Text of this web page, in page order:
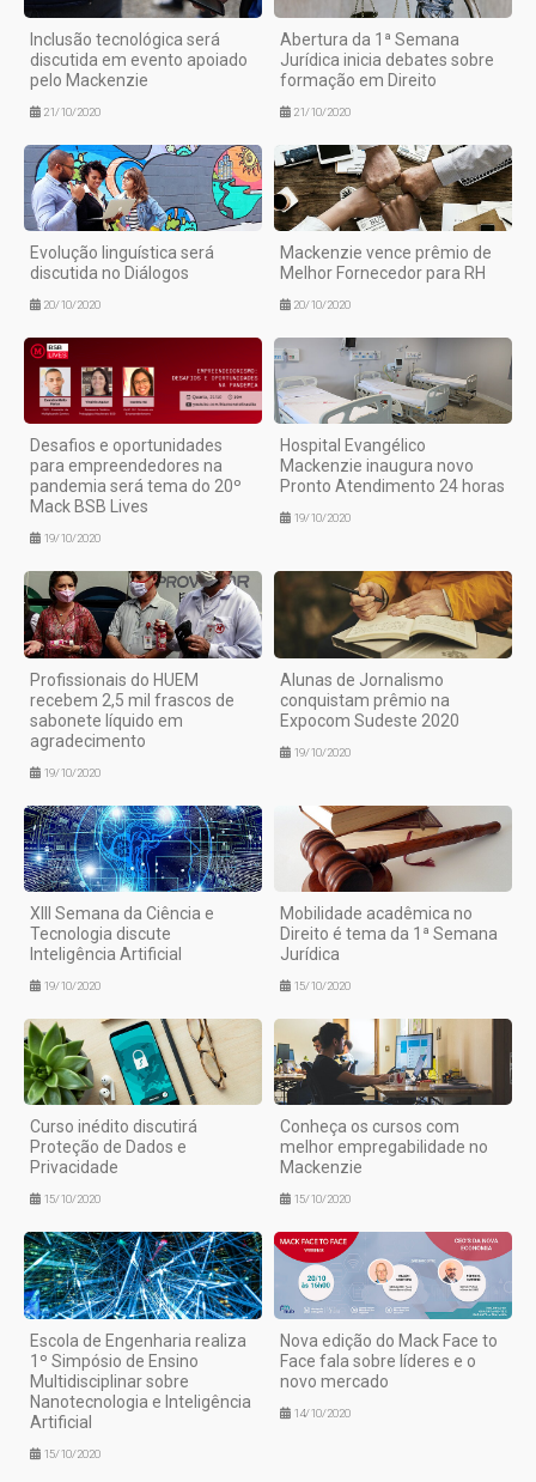
Inclusão tecnológica será
discutida em evento apoiado
pelo Mackenzie
21/10/2020
Abertura da 1ª Semana
Jurídica inicia debates sobre
formação em Direito
21/10/2020
Evolução linguística será
discutida no Diálogos
20/10/2020
Mackenzie vence prêmio de
Melhor Fornecedor para RH
20/10/2020
Desafios e oportunidades
para empreendedores na
pandemia será tema do 20º
Mack BSB Lives
19/10/2020
Hospital Evangélico
Mackenzie inaugura novo
Pronto Atendimento 24 horas
19/10/2020
Profissionais do HUEM
recebem 2,5 mil frascos de
sabonete líquido em
agradecimento
19/10/2020
Alunas de Jornalismo
conquistam prêmio na
Expocom Sudeste 2020
19/10/2020
XIII Semana da Ciência e
Tecnologia discute
Inteligência Artificial
19/10/2020
Mobilidade acadêmica no
Direito é tema da 1ª Semana
Jurídica
15/10/2020
Curso inédito discutirá
Proteção de Dados e
Privacidade
15/10/2020
Conheça os cursos com
melhor empregabilidade no
Mackenzie
15/10/2020
Escola de Engenharia realiza
1º Simpósio de Ensino
Multidisciplinar sobre
Nanotecnologia e Inteligência
Artificial
15/10/2020
Nova edição do Mack Face to
Face fala sobre líderes e o
novo mercado
14/10/2020